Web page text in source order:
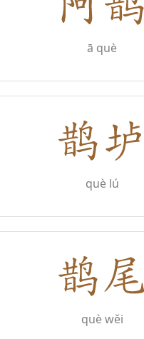
ā què
què lú
què wěi